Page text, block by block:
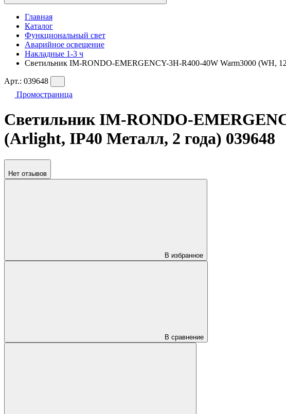
Главная
Каталог
Функциональный свет
Аварийное освещение
Накладные 1-3 ч
Светильник IM-RONDO-EMERGENCY-3H-R400-40W Warm3000 (WH,
Арт.: 039648
Промостраница
Светильник IM-RONDO-
(Arlight, IP40 Металл, 2 года) 039648
Нет отзывов
В избранное
В сравнение